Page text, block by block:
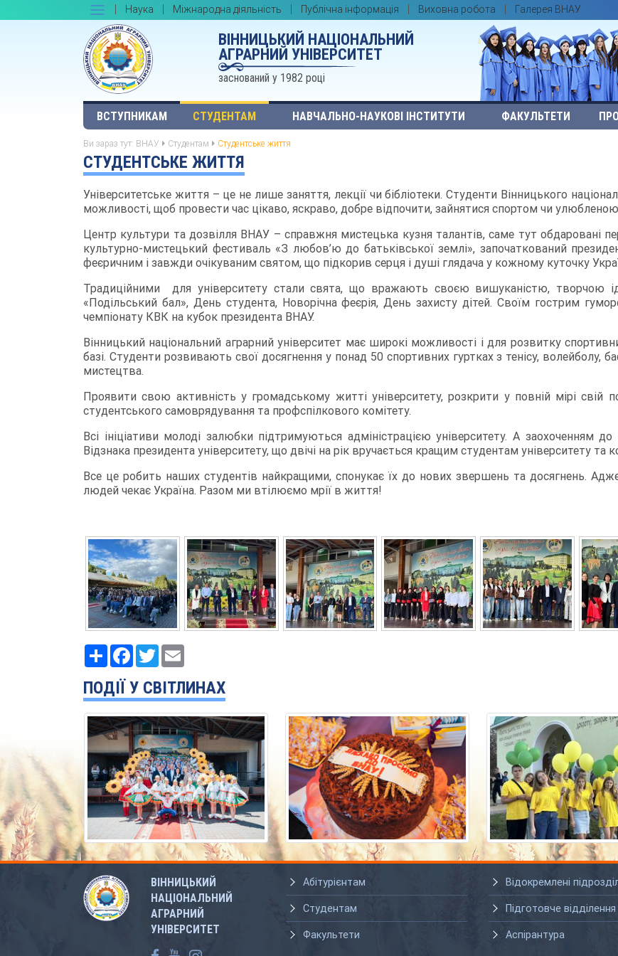
Наука Міжнародна діяльність Публічна інформація Виховна робота Галерея ВНАУ
ВІННИЦЬКИЙ НАЦІОНАЛЬНИЙ
АГРАРНИЙ УНІВЕРСИТЕТ
заснований у 1982 році
ВСТУПНИКАМ СТУДЕНТАМ НАВЧАЛЬНО-НАУКОВІ ІНСТИТУТИ ФАКУЛЬТЕТИ
Ви зараз тут: ВНАУ Студентам Студентське життя
СТУДЕНТСЬКЕ ЖИТТЯ
Університетське життя – це не лише заняття, лекції чи бібліотеки. Студенти Вінницького
можливості, щоб провести час цікаво, яскраво, добре відпочити, зайнятися спортом чи
Центр культури та дозвілля ВНАУ – справжня мистецька кузня талантів, саме тут обдаровані
культурно-мистецький фестиваль «З любов’ю до батьківської землі», започаткований
феєричним і завжди очікуваним святом, що підкорив серця і душі глядача у кожному куточку
Традиційними для університету стали свята, що вражають своєю вишуканістю, творчою
«Подільський бал», День студента, Новорічна феєрія, День захисту дітей. Своїм гострим
чемпіонату КВК на кубок президента ВНАУ.
Вінницький національний аграрний університет має широкі можливості і для розвитку
базі. Студенти розвивають свої досягнення у понад 50 спортивних гуртках з тенісу, волейболу,
мистецтва.
Проявити свою активність у громадському житті університету, розкрити у повній мірі свій
студентського самоврядування та профспілкового комітету.
Всі ініціативи молоді залюбки підтримуються адміністрацією університету. А заохоченням
Відзнака президента університету, що двічі на рік вручається кращим студентам університету та
Все це робить наших студентів найкращими, спонукає їх до нових звершень та досягнень.
людей чекає Україна. Разом ми втілюємо мрії в життя!
РесурсFacebook
Twitter
ПОДІЇ У СВІТЛИНАХ
ВІННИЦЬКИЙ
НАЦІОНАЛЬНИЙ
АГРАРНИЙ
УНІВЕРСИТЕТ
Абітурієнтам
Студентам
Факультети
Відокремлені
Підготовче відділення
Аспірантура